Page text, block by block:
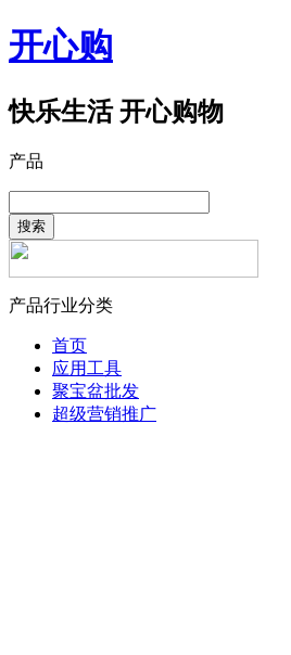
开心购
快乐生活 开心购物
产品
搜索
产品行业分类
首页
应用工具
聚宝盆批发
超级营销推广